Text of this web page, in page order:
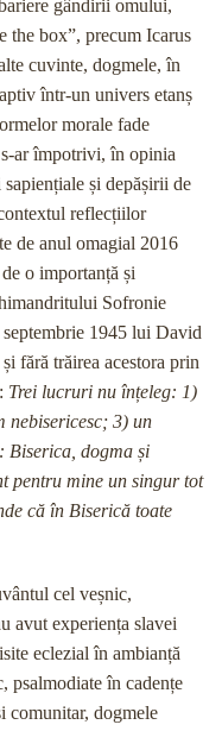
gândirii omului,
the box”, precum Icarus
cuvinte, dogmele, în
într-un univers etanș
morale fade
ar împotrivi, în opinia
și depășirii de
reflecțiilor
de anul omagial 2016
o importanță și
Sofronie
1945 lui David
fără trăirea acestora prin
Trei lucruri nu înțeleg: 1)
nebisericesc; 3) un
Biserica, dogma și
pentru mine un singur tot
că în Biserică toate
cel veșnic,
avut experiența slavei
eclezial în ambianță
psalmodiate în cadențe
comunitar, dogmele